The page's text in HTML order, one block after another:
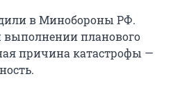
в Минобороны РФ.
выполнении планового
причина катастрофы —